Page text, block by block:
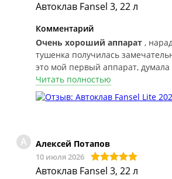
Автоклав Fansel 3, 22 л
Комментарий
Очень хороший аппарат ,
тушенка получилась
это мой первый аппарат, думала
разобраться, а по факту все
делай) Рекомендую эту модель
Читать полностью
А Алексей Потапов
10 июля 2026
Автоклав Fansel 3, 22 л